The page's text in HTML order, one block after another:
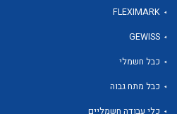
FLEXIMARK
GEWISS
כבל חשמלי
כבל מתח גבוה
כלי עבודה חשמליים